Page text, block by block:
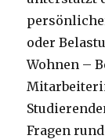
oder
Wohnen –
Fragen